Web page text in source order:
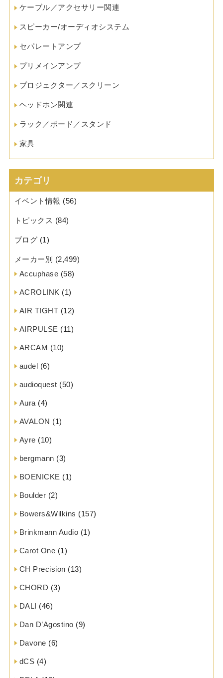
ケーブル／アクセサリー関連
スピーカー/オーディオシステム
セパレートアンプ
プリメインアンプ
プロジェクター／スクリーン
ヘッドホン関連
ラック／ボード／スタンド
家具
カテゴリ
イベント情報 (56)
トピックス (84)
ブログ (1)
メーカー別 (2,499)
Accuphase (58)
ACROLINK (1)
AIR TIGHT (12)
AIRPULSE (11)
ARCAM (10)
audel (6)
audioquest (50)
Aura (4)
AVALON (1)
Ayre (10)
bergmann (3)
BOENICKE (1)
Boulder (2)
Bowers&Wilkins (157)
Brinkmann Audio (1)
Carot One (1)
CH Precision (13)
CHORD (3)
DALI (46)
Dan D’Agostino (9)
Davone (6)
dCS (4)